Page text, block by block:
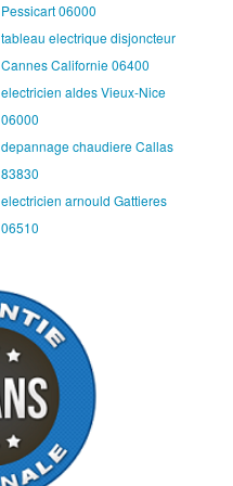
Pessicart 06000
tableau electrique disjoncteur
Cannes Californie 06400
electricien aldes Vieux-Nice
06000
depannage chaudiere Callas
83830
electricien arnould Gattieres
06510